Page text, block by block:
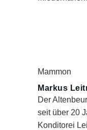
Mammon
Markus
Der
seit über 20
Konditorei